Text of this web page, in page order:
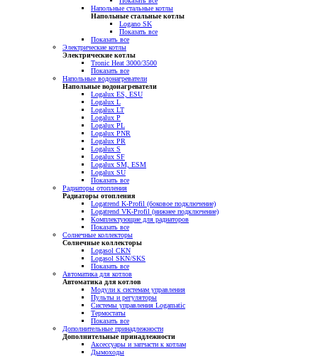
Напольные стальные котлы
Напольные стальные котлы
Logano SK
Показать все
Показать все
Электрические котлы
Электрические котлы
Tronic Heat 3000/3500
Показать все
Напольные водонагреватели
Напольные водонагреватели
Logalux ES, ESU
Logalux L
Logalux LT
Logalux P
Logalux PL
Logalux PNR
Logalux PR
Logalux S
Logalux SF
Logalux SM, ESM
Logalux SU
Показать все
Радиаторы отопления
Радиаторы отопления
Logatrend K-Profil (боковое подключение)
Logatrend VK-Profil (нижнее подключение)
Комплектующие для радиаторов
Показать все
Солнечные коллекторы
Солнечные коллекторы
Logasol CKN
Logasol SKN/SKS
Показать все
Автоматика для котлов
Автоматика для котлов
Модули к системам управления
Пульты и регуляторы
Системы управления Logamatic
Термостаты
Показать все
Дополнительные принадлежности
Дополнительные принадлежности
Аксессуары и запчасти к котлам
Дымоходы